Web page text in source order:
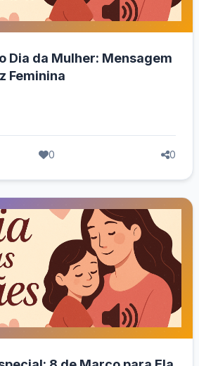
Dia da Mulher: Mensagem
Feminina
0 0